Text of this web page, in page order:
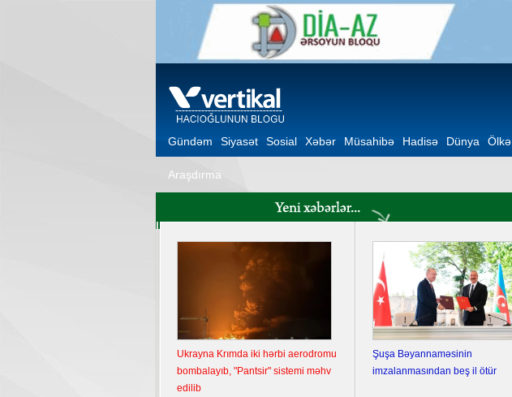
Gündəm Siyasət Sosial Xəbər Müsahibə Hadisə Dünya Ölkə
Araşdırma
Ukrayna Krımda iki hərbi aerodromu
bombalayıb, "Pantsir" sistemi məhv
edilib
Şuşa Bəyannaməsinin
imzalanmasından beş il ötür